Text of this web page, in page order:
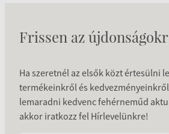
Frissen az
Ha szeretnél az elsők közt értesülni
termékeinkről és
lemaradni kedvenc fehérneműd
akkor iratkozz fel Hírlevelünkre!